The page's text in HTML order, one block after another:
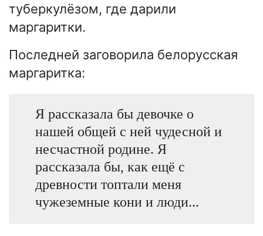
туберкулёзом, где дарили
маргаритки.
Последней заговорила белорусская
маргаритка:
Я рассказала бы девочке о
нашей общей с ней чудесной и
несчастной родине. Я
рассказала бы, как ещё с
древности топтали меня
чужеземные кони и люди...